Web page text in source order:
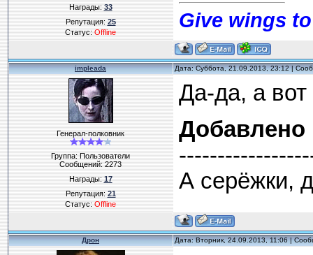
Награды:33
Репутация:25
Статус:Offline
Give wings
impleada Дата: Суббота, 21.09.2013, 23:12 |
Генерал-полковник
Группа: Пользователи
Сообщений:2273
Награды:17
Репутация:21
Статус:Offline
Да-да, а вот
Добавлено
А серёжки,
Дрон Дата: Вторник, 24.09.2013, 11:06 |